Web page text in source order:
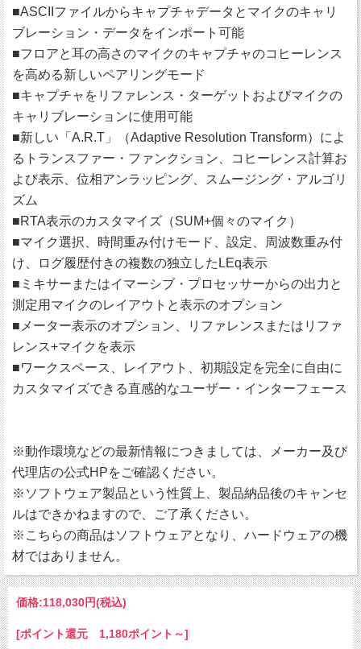
■ASCIIファイルからキャプチャデータとマイクのキャリ
ブレーション・データをインポート可能
■フロアと耳の高さのマイクのキャプチャのコヒーレンス
を高める新しいペアリングモード
■キャプチャをリファレンス・ターゲットおよびマイクの
キャリブレーションに使用可能
■新しい「A.R.T」（Adaptive Resolution Transform）によ
るトランスファー・ファンクション、コヒーレンス計算お
よび表示、位相アンラッピング、スムージング・アルゴリ
ズム
■RTA表示のカスタマイズ（SUM+個々のマイク）
■マイク選択、時間重み付けモード、設定、周波数重み付
け、ログ履歴付きの複数の独立したLEq表示
■ミキサーまたはイマーシブ・プロセッサーからの出力と
測定用マイクのレイアウトと表示のオプション
■メーター表示のオプション、リファレンスまたはリファ
レンス+マイクを表示
■ワークスペース、レイアウト、初期設定を完全に自由に
カスタマイズできる直感的なユーザー・インターフェース
※動作環境などの最新情報につきましては、メーカー及び
代理店の公式HPをご確認ください。
※ソフトウェア製品という性質上、製品納品後のキャンセ
ルはできかねますので、ご了承ください。
※こちらの商品はソフトウェアとなり、ハードウェアの機
材ではありません。
価格:118,030円(税込)
[ポイント還元 1,180ポイント～]